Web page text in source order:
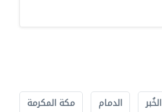
الخُبر الدمام مكة المكرمة